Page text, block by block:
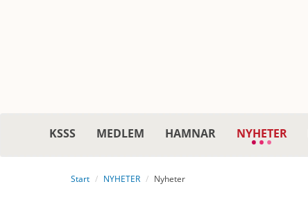
KSSS MEDLEM HAMNAR NYHETER
Start NYHETER Nyheter